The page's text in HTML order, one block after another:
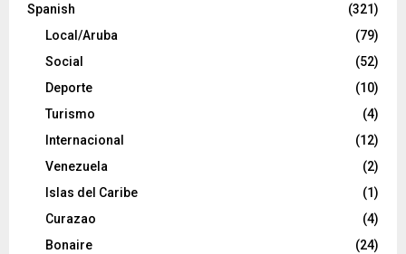
Spanish
(321)
Local/Aruba
(79)
Social
(52)
Deporte
(10)
Turismo
(4)
Internacional
(12)
Venezuela
(2)
Islas del Caribe
(1)
Curazao
(4)
Bonaire
(24)